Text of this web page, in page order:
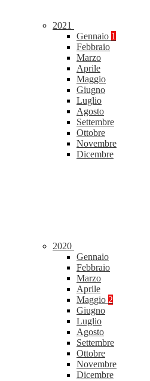
2021
Gennaio 1
Febbraio
Marzo
Aprile
Maggio
Giugno
Luglio
Agosto
Settembre
Ottobre
Novembre
Dicembre
2020
Gennaio
Febbraio
Marzo
Aprile
Maggio 2
Giugno
Luglio
Agosto
Settembre
Ottobre
Novembre
Dicembre